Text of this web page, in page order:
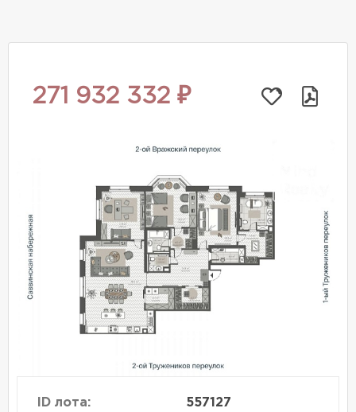
271 932 332 ₽
ID лота: 557127